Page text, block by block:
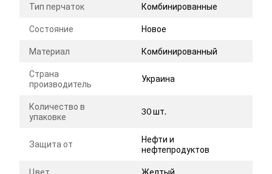
Тип перчаток Комбинированные
Состояние Новое
Материал Комбинированный
Страна
производитель
Украина
Количество в
упаковке
30 шт.
Защита от
Нефти и
нефтепродуктов
Цвет Желтый